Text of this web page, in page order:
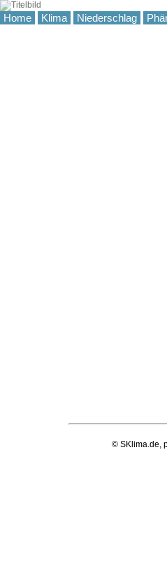
Home Klima Niederschlag
© SKlima.de,